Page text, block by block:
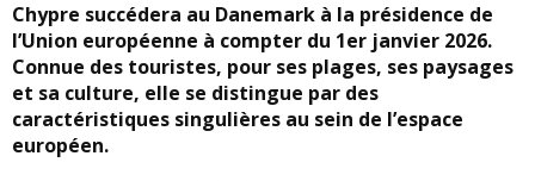
Chypre succédera au Danemark à la présidence de
l’Union européenne à compter du 1er janvier 2026.
Connue des touristes, pour ses plages, ses paysages
et sa culture, elle se distingue par des
caractéristiques singulières au sein de l’espace
européen.